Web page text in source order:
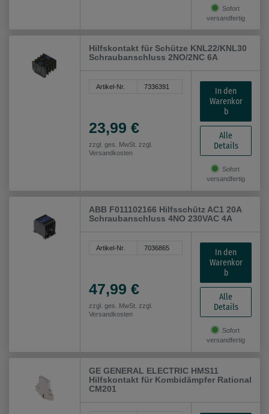
Sofort
versandfertig
Hilfskontakt für Schütze KNL22/KNL30
Schraubanschluss 2NO/2NC 6A
Artikel-Nr. 7336391
23,99 €
zzgl. ges. MwSt. zzgl.
Versandkosten
In den
Warenkor
b
Alle
Details
Sofort
versandfertig
ABB F011102166 Hilfsschütz AC1 20A
Schraubanschluss 4NO 230VAC 4A
Artikel-Nr. 7036865
47,99 €
zzgl. ges. MwSt. zzgl.
Versandkosten
In den
Warenkor
b
Alle
Details
Sofort
versandfertig
GE GENERAL ELECTRIC HMS11
Hilfskontakt für Kombidämpfer Rational
CM201